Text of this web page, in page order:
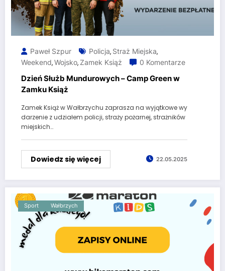
Paweł Szpur Policja, Straż Miejska,
Weekend,Wojsko, Zamek Książ 0 Komentarze
Dzień Służb Mundurowych – Camp Green w
Zamku Książ
Zamek Książ w Wałbrzychu zaprasza na wyjątkowe wy
darzenie z udziałem policji, straży pożarnej, strażników
miejskich…
Dowiedz się więcej 22.05.2025
Sport Wałbrzych